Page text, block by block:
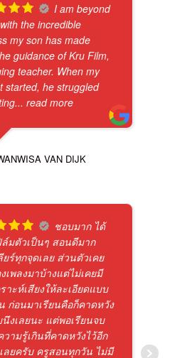
I am beyond
the incredible
my son has made
guidance of Kru Film,
teacher. When my
started, he struggled
... read more
VAN DIJK
ชอบมาก ได้
ล์มตัวเป็นๆ สอนดีมาก
ร์ทุกจุดเลย ส่วนตัวเคย
เพลงมาบ้างแต่ไม่เคยมี
าะห์เสียงให้ละเอียดแบบ
ก่อนมาเรียนคือก็คาดหวัง
นึงเลยนะ แต่พอเรียนจบ
ามรู้เกินที่คาดหวังไว้อีก
ลยครับ ครูสอนทุกวัน ไม่มี